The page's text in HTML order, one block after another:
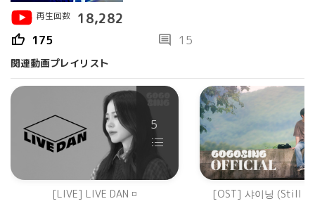
再生回数 18,282
thumb_up 175 comment 15
関連動画プレイリスト
5
[LIVE] LIVE DAN ◽️ [OST] 샤이닝 (Still